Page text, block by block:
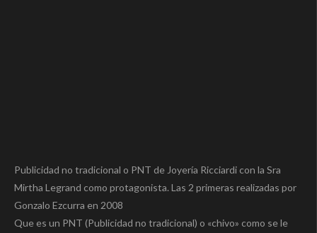
Publicidad no tradicional o PNT de Joyería Ricciardi con la Sra
Mirtha Legrand como protagonista. Las 2 primeras realizadas por
Gonzalo Ezcurra en 2008
Que es un PNT (Publicidad no tradicional) o «chivo» como se le